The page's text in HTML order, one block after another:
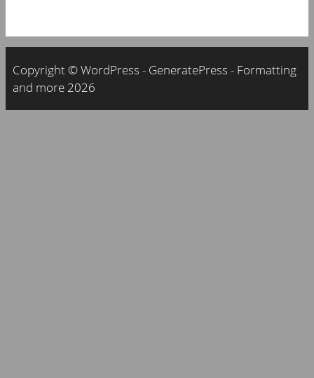
Copyright © WordPress - GeneratePress - Formatting
and more 2026